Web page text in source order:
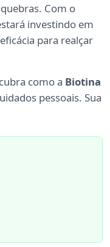
Com o
investindo em
para realçar
como a Biotina
pessoais. Sua